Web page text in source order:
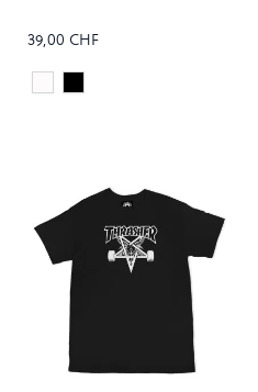
39,00 CHF
Colour
WhiteBlack